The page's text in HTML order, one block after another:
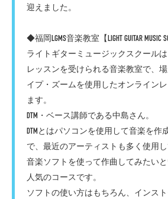
迎えました。
◆福岡LGMS音楽教室【LIGHT GUITAR MUSIC
ライトギターミュージックスクール
レッスンを受けられる音楽教室で、
イプ・ズームを使用したオンライン
ます。
DTM・ベース講師である中島さん。
DTMとはパソコンを使用して音楽を作
で、最近のアーティストも多く使用し
音楽ソフトを使って作曲してみたい
人気のコースです。
ソフトの使い方はもちろん、インス